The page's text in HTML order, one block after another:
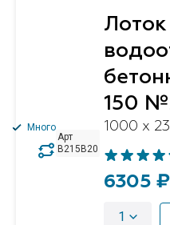
Арт
B215B20
Много
Лоток
150
1000 x
6305 ₽
1